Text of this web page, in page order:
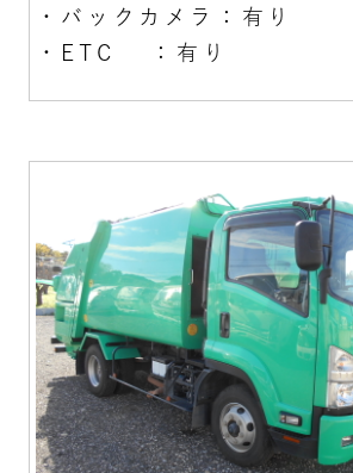
・バックカメラ：有り
・ETC ：有り